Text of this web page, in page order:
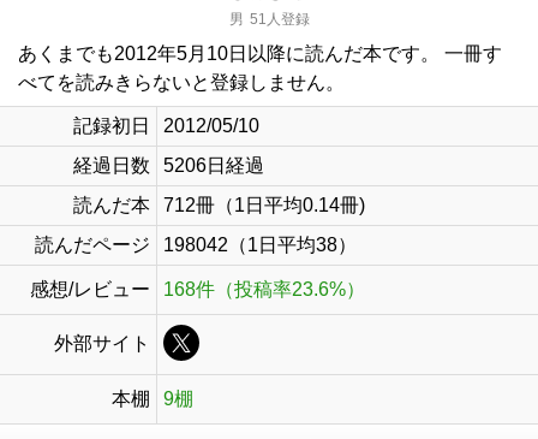
男 51人登録
あくまでも2012年5月10日以降に読んだ本です。 一冊す
べてを読みきらないと登録しません。
記録初日
2012/05/10
経過日数
5206日経過
読んだ本
712冊（1日平均0.14冊)
読んだページ
198042（1日平均38）
感想/レビュー 168件（投稿率23.6%）
外部サイト
本棚 9棚